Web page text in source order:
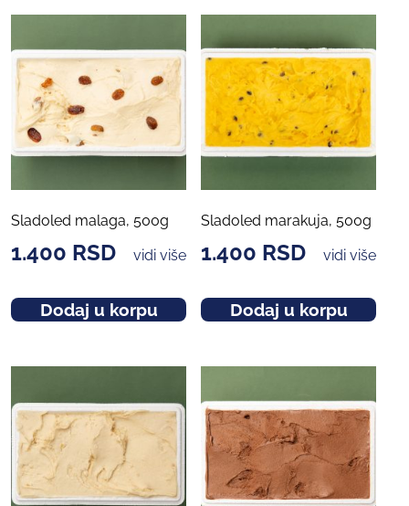
Sladoled malaga, 500g
1.400 RSD vidi više
Dodaj u korpu
Sladoled marakuja, 500g
1.400 RSD vidi više
Dodaj u korpu